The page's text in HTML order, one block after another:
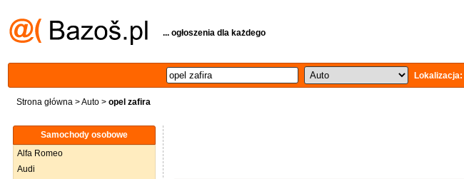
... ogłoszenia dla każdego
Lokalizacja:
Strona główna >Auto > opel zafira
Samochody osobowe
Alfa Romeo
Audi